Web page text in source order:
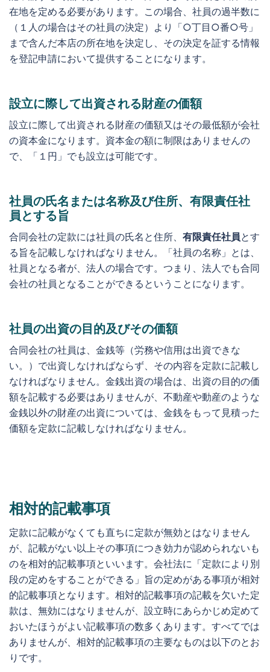
在地を定める必要があります。この場合、社員の過半数に
（１人の場合はその社員の決定）より「○丁目○番○号」
まで含んだ本店の所在地を決定し、その決定を証する情報
を登記申請において提供することになります。
設立に際して出資される財産の価額
設立に際して出資される財産の価額又はその最低額が会社
の資本金になります。資本金の額に制限はありませんの
で、「１円」でも設立は可能です。
社員の氏名または名称及び住所、有限責任社
員とする旨
合同会社の定款には社員の氏名と住所、 有限責任社員とす
る旨を記載しなければなりません。「社員の名称」とは、
社員となる者が、法人の場合です。つまり、法人でも合同
会社の社員となることができるということになります。
社員の出資の目的及びその価額
合同会社の社員は、金銭等（労務や信用は出資できな
い。）で出資しなければならず、その内容を定款に記載し
なければなりません。金銭出資の場合は、出資の目的の価
額を記載する必要はありませんが、不動産や動産のような
金銭以外の財産の出資については、金銭をもって見積った
価額を定款に記載しなければなりません。
相対的記載事項
定款に記載がなくても直ちに定款が無効とはなりません
が、記載がない以上その事項につき効力が認められないも
のを相対的記載事項といいます。会社法に「定款により別
段の定めをすることができる」旨の定めがある事項が相対
的記載事項となります。相対的記載事項の記載を欠いた定
款は、無効にはなりませんが、設立時にあらかじめ定めて
おいたほうがよい記載事項の数多くあります。すべてでは
ありませんが、相対的記載事項の主要なものは以下のとお
りです。